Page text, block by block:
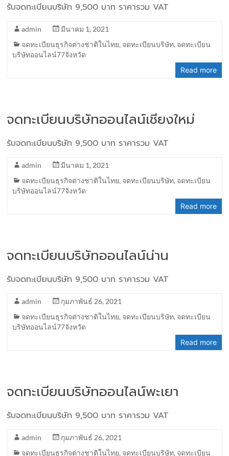
รับจดทะเบียนบริษัท 9,500 บาท ราคารวม VAT
admin
มีนาคม 1, 2021
จดทะเบียนธุรกิจต่างชาติในไทย, จดทะเบียนบริษัท, จดทะเบียน
บริษัทออนไลน์77จังหวัด
Read more
จดทะเบียนบริษัทออนไลน์เชียงใหม่
รับจดทะเบียนบริษัท 9,500 บาท ราคารวม VAT
admin
มีนาคม 1, 2021
จดทะเบียนธุรกิจต่างชาติในไทย, จดทะเบียนบริษัท, จดทะเบียน
บริษัทออนไลน์77จังหวัด
Read more
จดทะเบียนบริษัทออนไลน์น่าน
รับจดทะเบียนบริษัท 9,500 บาท ราคารวม VAT
admin
กุมภาพันธ์ 26, 2021
จดทะเบียนธุรกิจต่างชาติในไทย, จดทะเบียนบริษัท, จดทะเบียน
บริษัทออนไลน์77จังหวัด
Read more
จดทะเบียนบริษัทออนไลน์พะเยา
รับจดทะเบียนบริษัท 9,500 บาท ราคารวม VAT
admin
กุมภาพันธ์ 26, 2021
จดทะเบียนธุรกิจต่างชาติในไทย, จดทะเบียนบริษัท, จดทะเบียน